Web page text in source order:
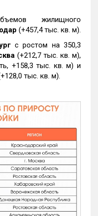
жилищного
(+457,4 тыс. кв. м).
с ростом на 350,3
(+212,7 тыс. кв. м),
+158,3 тыс. кв. м) и
тыс. кв. м).